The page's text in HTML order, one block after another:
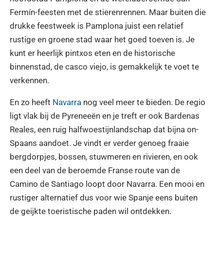
Fermín-feesten met de stierenrennen. Maar buiten die
drukke feestweek is Pamplona juist een relatief
rustige en groene stad waar het goed toeven is. Je
kunt er heerlijk pintxos eten en de historische
binnenstad, de casco viejo, is gemakkelijk te voet te
verkennen.
En zo heeft Navarra nog veel meer te bieden. De regio
ligt vlak bij de Pyreneeën en je treft er ook Bardenas
Reales, een ruig halfwoestijnlandschap dat bijna on-
Spaans aandoet. Je vindt er verder genoeg fraaie
bergdorpjes, bossen, stuwmeren en rivieren, en ook
een deel van de beroemde Franse route van de
Camino de Santiago loopt door Navarra. Een mooi en
rustiger alternatief dus voor wie Spanje eens buiten
de geijkte toeristische paden wil ontdekken.